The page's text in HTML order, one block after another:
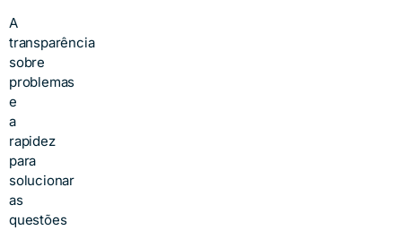
A
transparência
sobre
problemas
e
a
rapidez
para
solucionar
as
questões